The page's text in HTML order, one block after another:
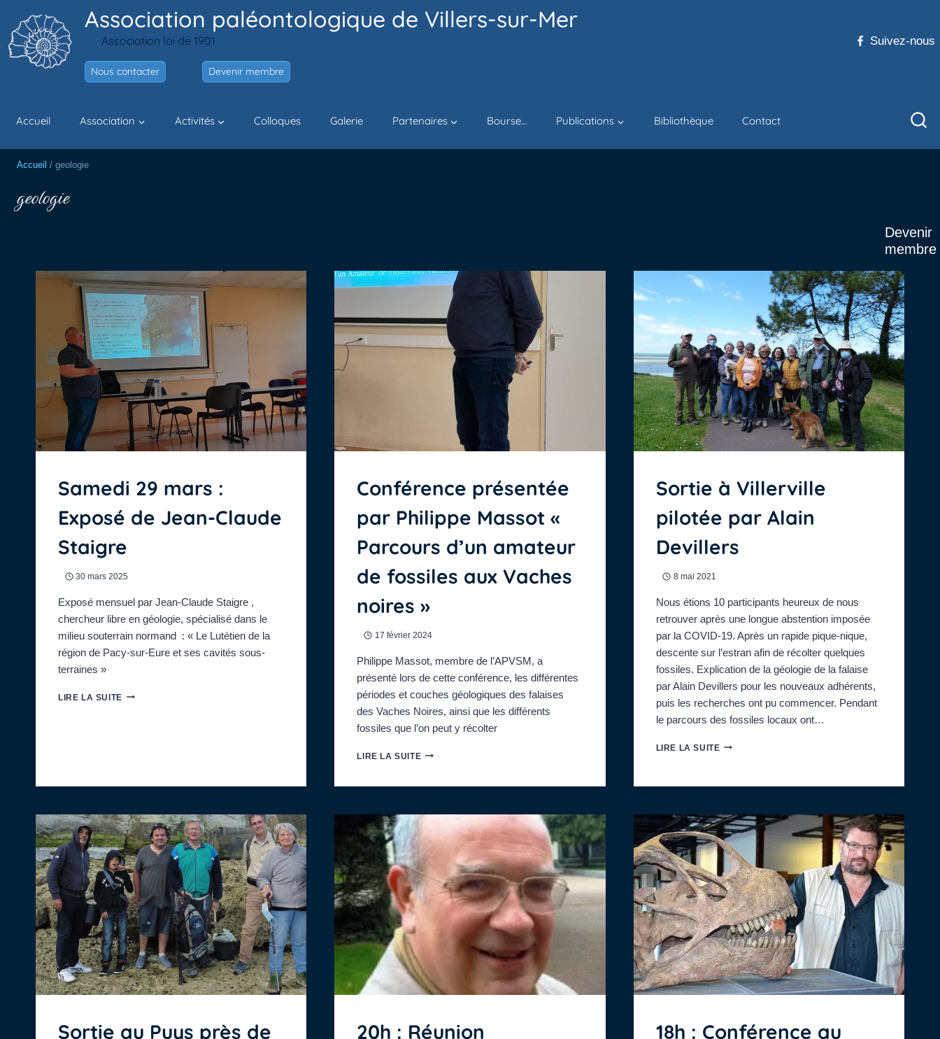
contenu
Association paléontologique de Villers-sur-Mer
Association loi de 1901
Nous contacter Devenir membre
Suivez-nous
Accueil Association Activités Colloques Galerie Partenaires Bourse… Publications Bibliothèque Contact
Devenir
membre
Accueil / geologie
geologie
Samedi 29 mars :
Exposé de Jean-Claude
Staigre
30 mars 2025
Exposé mensuel par Jean-Claude Staigre ,
chercheur libre en géologie, spécialisé dans le
milieu souterrain normand : « Le Lutétien de la
région de Pacy-sur-Eure et ses cavités sous-
terraines »
LIRE LA SUITESAMEDI
CLAUDE
Conférence présentée
par Philippe Massot «
Parcours d’un amateur
de fossiles aux Vaches
noires »
17 février 2024
Philippe Massot, membre de l’APVSM, a
présenté lors de cette conférence, les différentes
périodes et couches géologiques des falaises
des Vaches Noires, ainsi que les différents
fossiles que l’on peut y récolter
LIRE LA SUITECONFÉRENCE
PARCOURS
D’UN
AMATEUR
DE
FOSSILES
AUX
VACHES
NOIRES
Sortie à Villerville
pilotée par Alain
Devillers
8 mai 2021
Nous étions 10 participants heureux de nous
retrouver après une longue abstention imposée
par la COVID-19. Après un rapide pique-nique,
descente sur l’estran afin de récolter quelques
fossiles. Explication de la géologie de la falaise
par Alain Devillers pour les nouveaux adhérents,
puis les recherches ont pu commencer. Pendant
le parcours des fossiles locaux ont…
LIRE LA SUITESORTIE
DEVILLERS
Sortie au Puys près de
20h : Réunion
18h : Conférence au